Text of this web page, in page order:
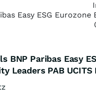
BNP Paribas Easy
Leaders PAB UCITS